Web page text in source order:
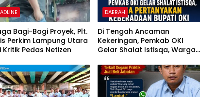
Bagi-Bagi Proyek, Plt.
Perkim Lampung Utara
Kritik Pedas Netizen
DAERAH
Di Tengah Ancaman
Kekeringan, Pemkab OKI
Gelar Shalat Istisqa, Warga
Bupati OKI